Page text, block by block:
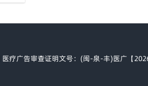
医疗广告审查证明文号：(闽-泉-丰)医广【